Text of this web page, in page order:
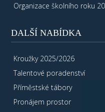
Organizace školního roku
DALŠÍ NABÍDKA
Kroužky 2025/2026
Talentové poradenství
Příměstské tábory
Pronájem prostor